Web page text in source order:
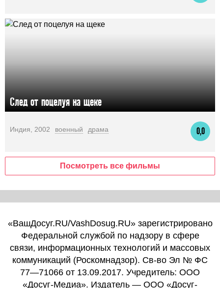
След от поцелуя на щеке
0,0
Индия, 2002 военный драма
Посмотреть все фильмы
«ВашДосуг.RU/VashDosug.RU» зарегистрировано
Федеральной службой по надзору в сфере
связи, информационных технологий и массовых
коммуникаций (Роскомнадзор). Св-во Эл № ФС
77—71066 от 13.09.2017. Учредитель: ООО
«Досуг-Медиа». Издатель — ООО «Досуг-